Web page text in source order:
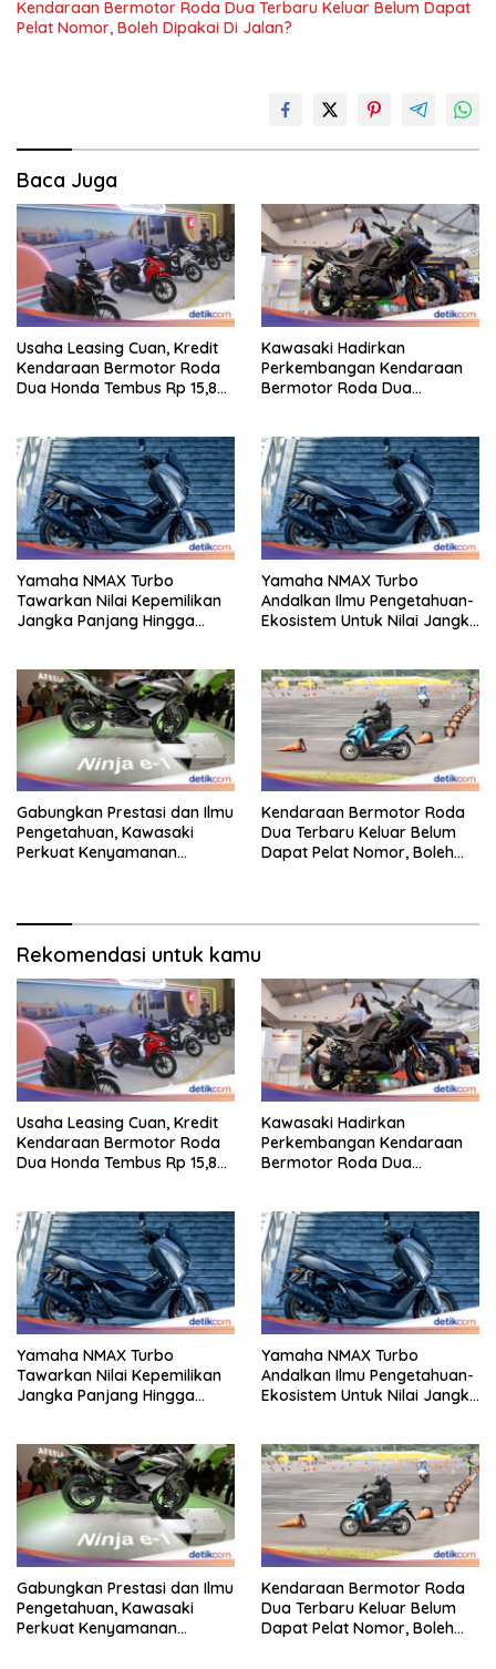
Kendaraan Bermotor Roda Dua Terbaru Keluar Belum Dapat
Pelat Nomor, Boleh Dipakai Di Jalan?
Baca Juga
Usaha Leasing Cuan, Kredit
Kendaraan Bermotor Roda
Dua Honda Tembus Rp 15,8
Kawasaki Hadirkan
Perkembangan Kendaraan
Bermotor Roda Dua
Yamaha NMAX Turbo
Tawarkan Nilai Kepemilikan
Jangka Panjang Hingga
Yamaha NMAX Turbo
Andalkan Ilmu Pengetahuan-
Ekosistem Untuk Nilai Jangka
Gabungkan Prestasi dan Ilmu
Pengetahuan, Kawasaki
Perkuat Kenyamanan
Kendaraan Bermotor Roda
Dua Terbaru Keluar Belum
Dapat Pelat Nomor, Boleh
Rekomendasi untuk kamu
Usaha Leasing Cuan, Kredit
Kendaraan Bermotor Roda
Dua Honda Tembus Rp 15,8
Kawasaki Hadirkan
Perkembangan Kendaraan
Bermotor Roda Dua
Yamaha NMAX Turbo
Tawarkan Nilai Kepemilikan
Jangka Panjang Hingga
Yamaha NMAX Turbo
Andalkan Ilmu Pengetahuan-
Ekosistem Untuk Nilai Jangka
Gabungkan Prestasi dan Ilmu
Pengetahuan, Kawasaki
Perkuat Kenyamanan
Kendaraan Bermotor Roda
Dua Terbaru Keluar Belum
Dapat Pelat Nomor, Boleh